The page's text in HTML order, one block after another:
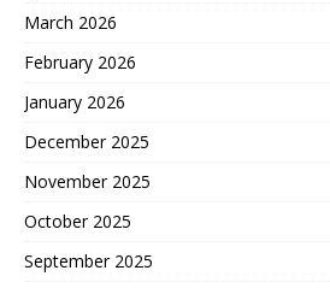
March 2026
February 2026
January 2026
December 2025
November 2025
October 2025
September 2025